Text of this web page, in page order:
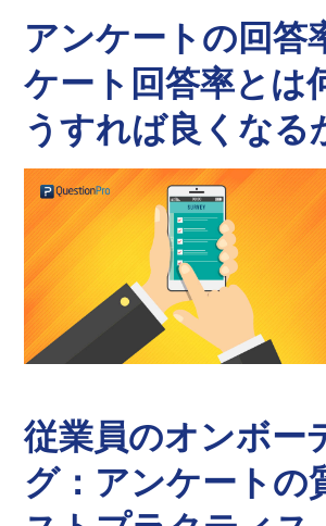
アンケートの回答
ケート回答率とは
うすれば良くなる
従業員のオンボー
グ：アンケートの